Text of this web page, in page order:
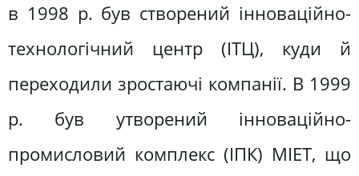
в 1998 р. був створений інноваційно-
технологічний центр (ІТЦ), куди й
переходили зростаючі компанії. В 1999
р. був утворений інноваційно-
промисловий комплекс (ІПК) МІЕТ, що